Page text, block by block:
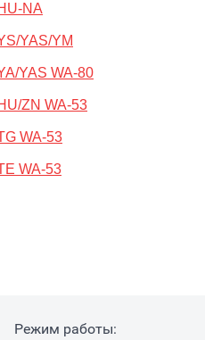
NA
YAS/YM
YAS WA-80
ZN WA-53
WA-53
WA-53
Режим работы: